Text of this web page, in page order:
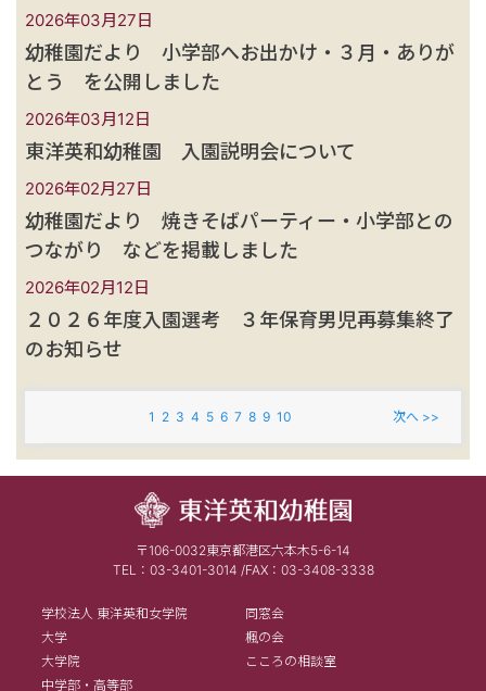
2026年03月27日
幼稚園だより 小学部へお出かけ・３月・ありが
とう を公開しました
2026年03月12日
東洋英和幼稚園 入園説明会について
2026年02月27日
幼稚園だより 焼きそばパーティー・小学部との
つながり などを掲載しました
2026年02月12日
２０２６年度入園選考 ３年保育男児再募集終了
のお知らせ
1 2 3 4 5 6 7 8 9 10 次へ >>
〒106-0032東京都港区六本木5-6-14
TEL：03-3401-3014 /FAX：03-3408-3338
学校法人 東洋英和女学院
同窓会
大学
楓の会
大学院
こころの相談室
中学部・高等部